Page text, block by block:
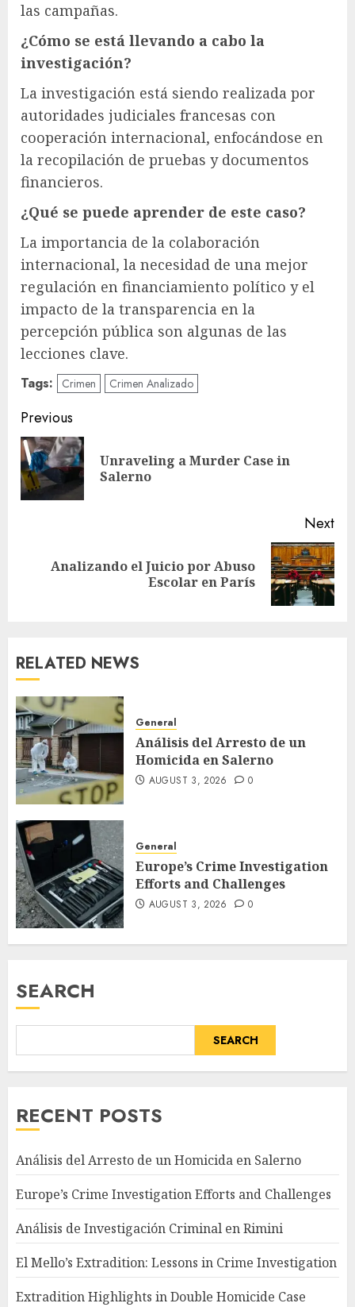
las campañas.
¿Cómo se está llevando a cabo la
investigación?
La investigación está siendo realizada por
autoridades judiciales francesas con
cooperación internacional, enfocándose en
la recopilación de pruebas y documentos
financieros.
¿Qué se puede aprender de este caso?
La importancia de la colaboración
internacional, la necesidad de una mejor
regulación en financiamiento político y el
impacto de la transparencia en la
percepción pública son algunas de las
lecciones clave.
Tags: Crimen Crimen Analizado
Post
navigation
Previous
Unraveling a Murder Case in
Salerno
Next
NextAnalizando el Juicio por Abuso
Escolar en París
RELATED NEWS
General
Análisis del Arresto de un
Homicida en Salerno
AUGUST 3, 2026 0
General
Europe’s Crime Investigation
Efforts and Challenges
AUGUST 3, 2026 0
SEARCH
SEARCH
RECENT POSTS
Análisis del Arresto de un Homicida en Salerno
Europe’s Crime Investigation Efforts and Challenges
Análisis de Investigación Criminal en Rimini
El Mello’s Extradition: Lessons in Crime Investigation
Extradition Highlights in Double Homicide Case